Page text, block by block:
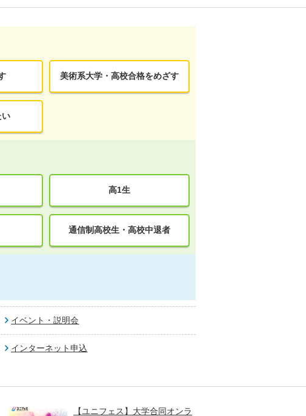
美術系大学・高校合格をめざす
い
高1生
通信制高校生・高校中退者
イベント・説明会
インターネット申込
【ユニフェス】大学合同オンラ